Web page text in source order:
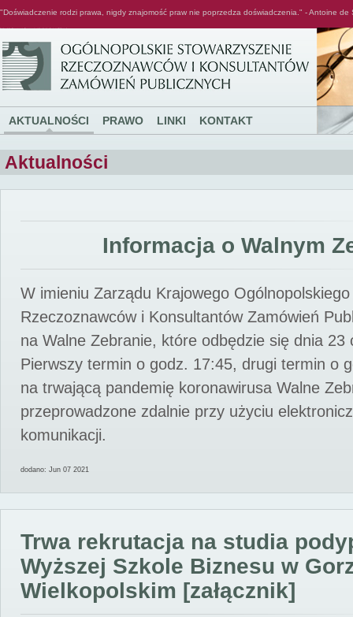
"Doświadczenie rodzi prawa, nigdy znajomość praw nie poprzedza doświadczenia." - Antoine de
AKTUALNOŚCI PRAWO LINKI KONTAKT
Aktualności
Informacja o Walnym
W imieniu Zarządu Krajowego
Rzeczoznawców i Konsultantów Zamówień
na Walne Zebranie, które odbędzie się dnia 23
Pierwszy termin o godz. 17:45, drugi termin o
na trwającą pandemię koronawirusa Walne
przeprowadzone zdalnie przy użyciu
komunikacji.
dodano: Jun 07 2021
Trwa rekrutacja na studia
Wyższej Szkole Biznesu w
Wielkopolskim [załącznik]